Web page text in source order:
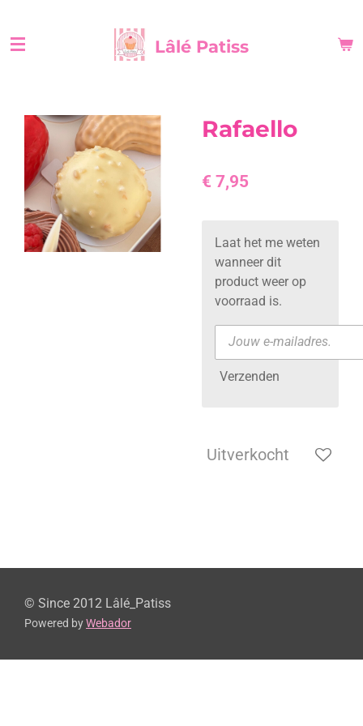
direct
naar
Lâlé Patiss
Rafaello
€ 7,95
Laat het me weten
wanneer dit
product weer op
voorraad is.
Verzenden
Uitverkocht
© Since 2012 Lâlé_Patiss
Powered byWebador